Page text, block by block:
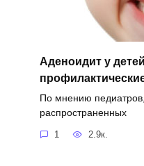
Аденоидит у
По мнению
распространенных
1 2.9к.